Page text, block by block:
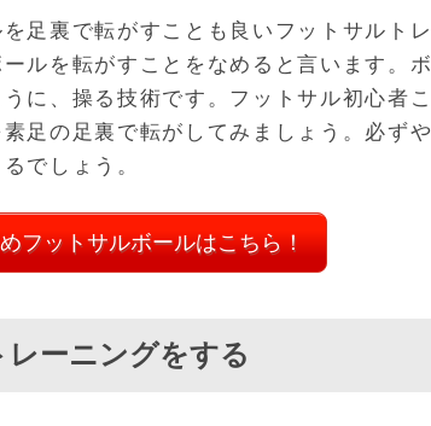
足裏で転がすことも良いフットサルトレ
ルを転がすことをなめると言います。ボ
に、操る技術です。フットサル初心者こ
足の足裏で転がしてみましょう。必ずや
でしょう。
フットサルボールはこちら！
ーニングをする